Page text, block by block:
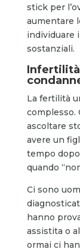
stick per
aumentare
individuare
sostanziali.
La fertilità
complesso.
ascoltare
avere un
tempo
quando
Ci sono
hanno
assistita o
ormai ci